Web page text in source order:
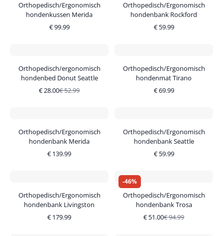
Orthopedisch/Ergonomisch
hondenkussen Merida
€99.99
Orthopedisch/Ergonomisch
hondenbank Rockford
€ 59.99
Orthopedisch/ergonomisch
hondenbed Donut Seattle
€28.00€52.99
Orthopedisch/Ergonomisch
hondenmat Tirano
€69.99
Orthopedisch/Ergonomisch
hondenbank Merida
€ 139.99
Orthopedisch/Ergonomisch
hondenbank Seattle
€ 59.99
Orthopedisch/Ergonomisch
hondenbank Livingston
€ 179.99
-46%
Orthopedisch/Ergonomisch
hondenbank Trosa
€ 51.00€94.99